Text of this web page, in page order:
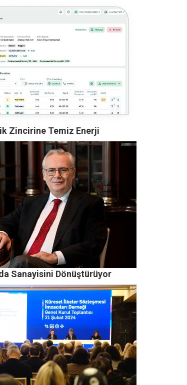
Zincirine Temiz Enerji
Sanayisini Dönüştürüyor